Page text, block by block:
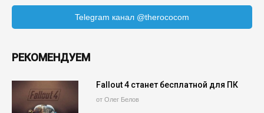
Telegram канал @therococom
РЕКОМЕНДУЕМ
Fallout 4 станет бесплатной для ПК
от Олег Белов